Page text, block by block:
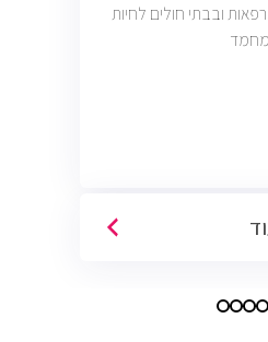
ובבתי חולים לחיות
מחמד